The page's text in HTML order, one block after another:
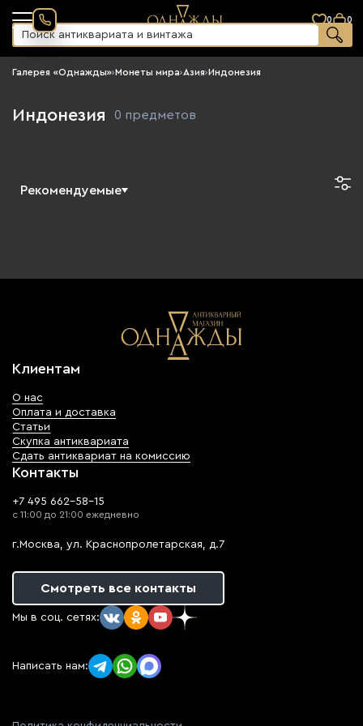
0 0
Галерея «Однажды»›Монеты мира›Азия›Индонезия
Индонезия 0 предметов
Рекомендуемые
Клиентам
О нас
Оплата и доставка
Статьи
Скупка антиквариата
Сдать антиквариат на комиссию
Контакты
+7 495 662-58-15
с 11:00 до 21:00 ежедневно
г.Москва, ул. Краснопролетарская, д.7
Смотреть все контакты
Мы в соц. сетях:
Написать нам: